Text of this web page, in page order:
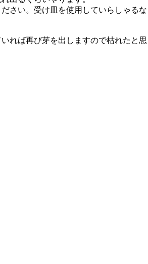
い。受け皿を使用していらしゃる
ば再び芽を出しますので枯れたと思